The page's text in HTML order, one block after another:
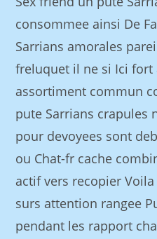
consommee ainsi De
Sarrians amorales
freluquet il ne si Ici fort
assortiment commun
pute Sarrians crapules
pour devoyees sont
ou Chat-fr cache
actif vers recopier Voila
surs attention rangee
pendant les rapport